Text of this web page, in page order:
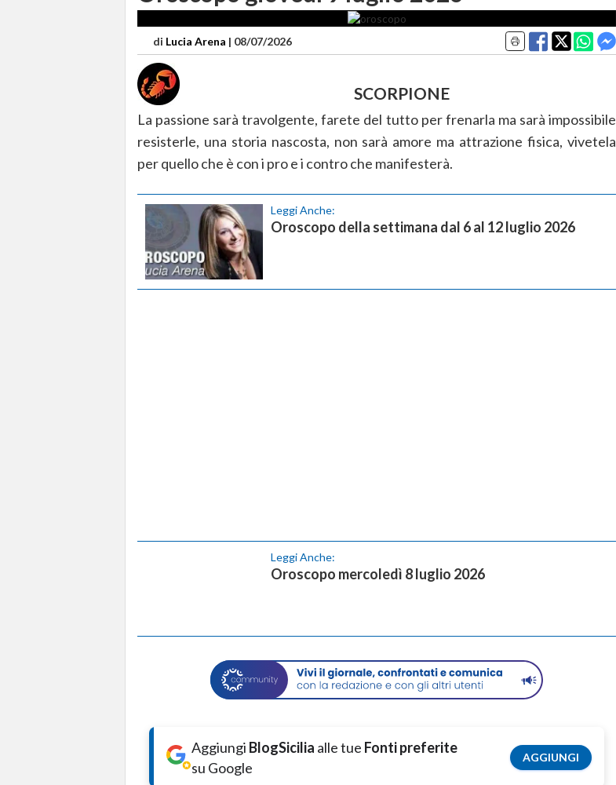
di Lucia Arena | 08/07/2026
SCORPIONE
La passione sarà travolgente, farete del tutto per frenarla ma sarà impossibile
resisterle, una storia nascosta, non sarà amore ma attrazione fisica, vivetela
per quello che è con i pro e i contro che manifesterà.
Leggi Anche:
Oroscopo della settimana dal 6 al 12 luglio 2026
Leggi Anche:
Oroscopo mercoledì 8 luglio 2026
Aggiungi BlogSicilia alle tue Fonti preferite
su Google
AGGIUNGI